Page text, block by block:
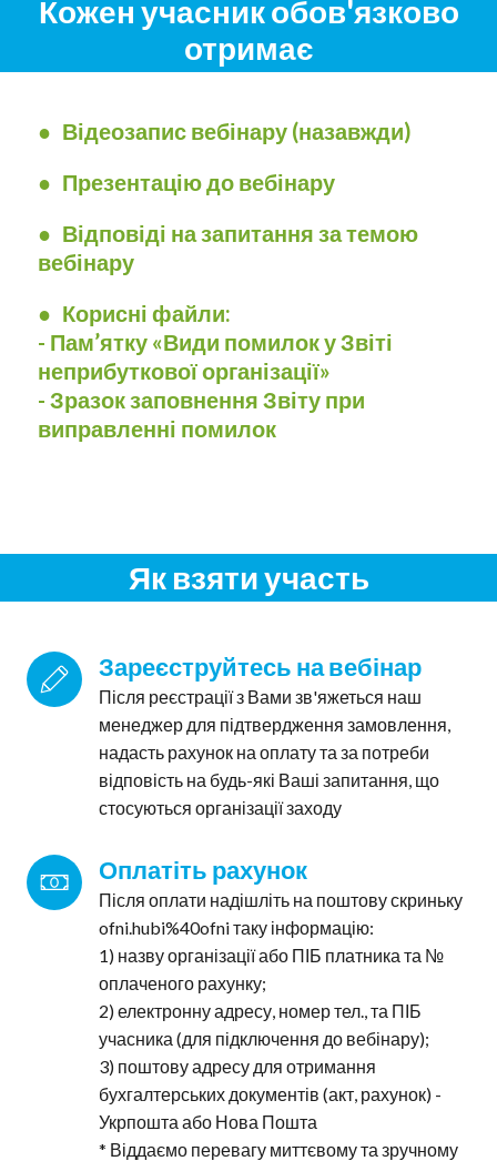
Кожен учасник обов'язково
отримає
● Відеозапис вебінару (назавжди)
● Презентацію до вебінару
● Відповіді на запитання за темою
вебінару
● Корисні файли:
- Пам’ятку «Види помилок у Звіті
неприбуткової організації»
- Зразок заповнення Звіту при
виправленні помилок
Як взяти участь
Зареєструйтесь на вебінар
Після реєстрації з Вами зв'яжеться наш
менеджер для підтвердження замовлення,
надасть рахунок на оплату та за потреби
відповість на будь-які Ваші запитання, що
стосуються організації заходу
Оплатіть рахунок
Після оплати надішліть на поштову скриньку
ofni.hubi%40ofni таку інформацію:
1) назву організації або ПІБ платника та №
оплаченого рахунку;
2) електронну адресу, номер тел., та ПІБ
учасника (для підключення до вебінару);
3) поштову адресу для отримання
бухгалтерських документів (акт, рахунок) -
Укрпошта або Нова Пошта
* Віддаємо перевагу миттєвому та зручному